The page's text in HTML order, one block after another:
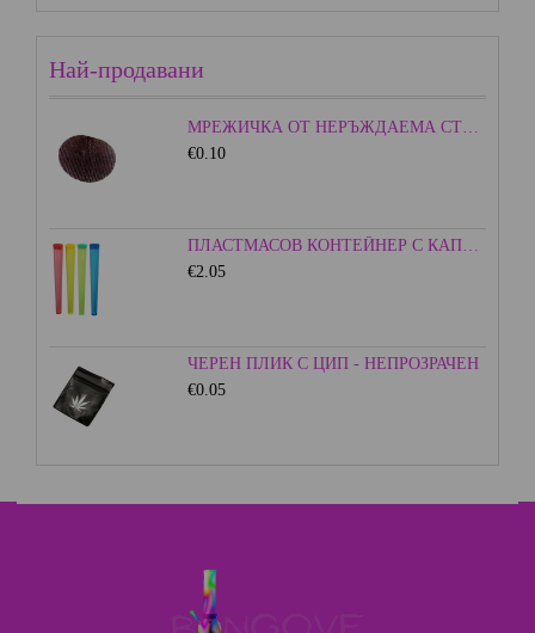
Най-продавани
МРЕЖИЧКА ОТ НЕРЪЖДАЕМА СТОМАНА - 15ММ.
€0.10
ПЛАСТМАСОВ КОНТЕЙНЕР С КАПАЧКА - ЦВЕТЕН
€2.05
ЧЕРЕН ПЛИК С ЦИП - НЕПРОЗРАЧЕН
€0.05